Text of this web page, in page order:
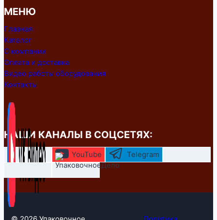
МЕНЮ
Главная
Каталог
О компании
Оплата и доставка
Видео работы оборудования
Контакты
НАШИ КАНАЛЫ В СОЦСЕТЯХ:
YouTube Telegram